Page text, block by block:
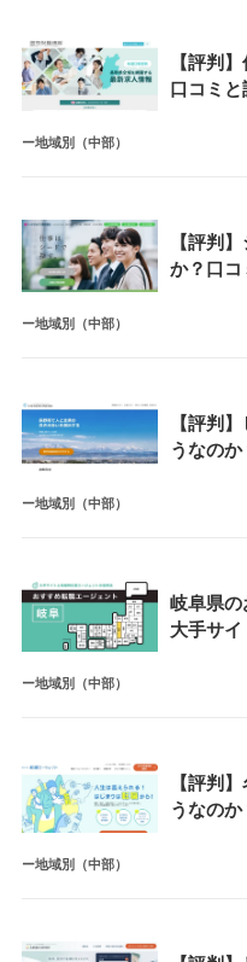
【評判
口コミ
ー地域別（中部）
【評判
か？口コ
ー地域別（中部）
【評判
うなの
ー地域別（中部）
岐阜県の
大手サ
ー地域別（中部）
【評判
うなの
ー地域別（中部）